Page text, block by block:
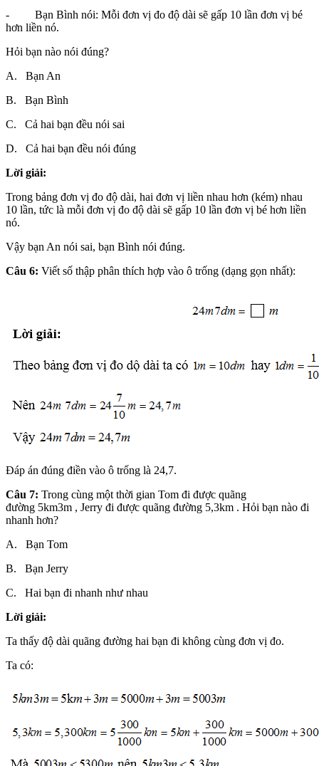
- Bạn Bình nói: Mỗi đơn vị đo độ dài sẽ gấp 10 lần đơn vị bé
hơn liền nó.
Hỏi bạn nào nói đúng?
A. Bạn An
B. Bạn Bình
C. Cả hai bạn đều nói sai
D. Cả hai bạn đều nói đúng
Lời giải:
Trong bảng đơn vị đo độ dài, hai đơn vị liền nhau hơn (kém) nhau
10 lần, tức là mỗi đơn vị đo độ dài sẽ gấp 10 lần đơn vị bé hơn liền
nó.
Vậy bạn An nói sai, bạn Bình nói đúng.
Câu 6: Viết số thập phân thích hợp vào ô trống (dạng gọn nhất):
Đáp án đúng điền vào ô trống là 24,7.
Câu 7: Trong cùng một thời gian Tom đi được quãng
đường 5km3m , Jerry đi được quãng đường 5,3km . Hỏi bạn nào đi
nhanh hơn?
A. Bạn Tom
B. Bạn Jerry
C. Hai bạn đi nhanh như nhau
Lời giải:
Ta thấy độ dài quãng đường hai bạn đi không cùng đơn vị đo.
Ta có: